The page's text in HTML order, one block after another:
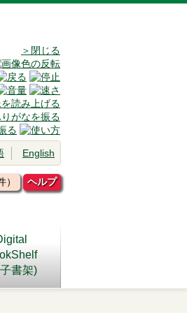
＞閉じる
English
ヘルプ
書架)